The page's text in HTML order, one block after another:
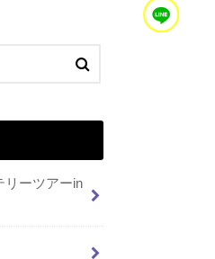
リーツアーin